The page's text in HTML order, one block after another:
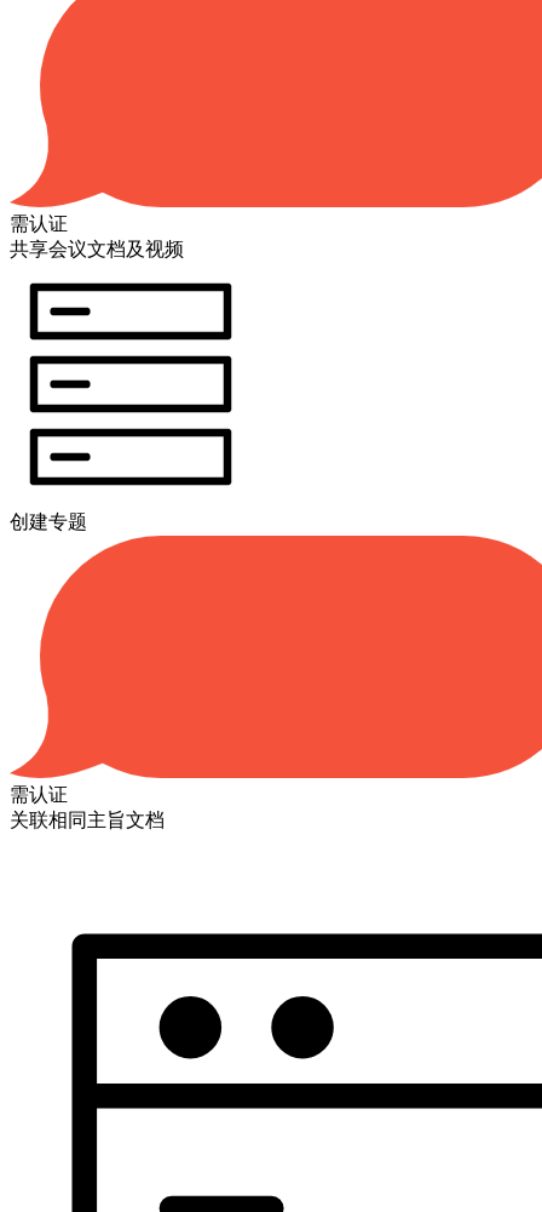
需认证
共享会议文档及视频
创建专题
需认证
关联相同主旨文档